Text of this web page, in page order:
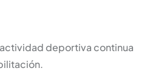
deportiva continua